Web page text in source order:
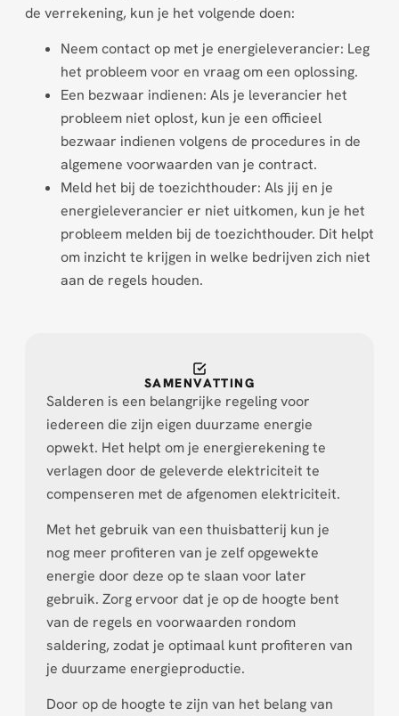
de verrekening, kun je het volgende doen:
Neem contact op met je energieleverancier: Leg
het probleem voor en vraag om een oplossing.
Een bezwaar indienen: Als je leverancier het
probleem niet oplost, kun je een officieel
bezwaar indienen volgens de procedures in de
algemene voorwaarden van je contract.
Meld het bij de toezichthouder: Als jij en je
energieleverancier er niet uitkomen, kun je het
probleem melden bij de toezichthouder. Dit helpt
om inzicht te krijgen in welke bedrijven zich niet
aan de regels houden.
SAMENVATTING
Salderen is een belangrijke regeling voor
iedereen die zijn eigen duurzame energie
opwekt. Het helpt om je energierekening te
verlagen door de geleverde elektriciteit te
compenseren met de afgenomen elektriciteit.
Met het gebruik van een thuisbatterij kun je
nog meer profiteren van je zelf opgewekte
energie door deze op te slaan voor later
gebruik. Zorg ervoor dat je op de hoogte bent
van de regels en voorwaarden rondom
saldering, zodat je optimaal kunt profiteren van
je duurzame energieproductie.
Door op de hoogte te zijn van het belang van